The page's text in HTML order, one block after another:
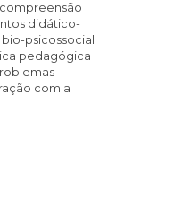
didático-
psicossocial
pedagógica
com a